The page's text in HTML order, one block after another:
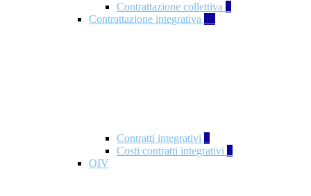
Contrattazione collettiva 2
Contrattazione integrativa 10
Contratti integrativi 3
Costi contratti integrativi 1
OIV